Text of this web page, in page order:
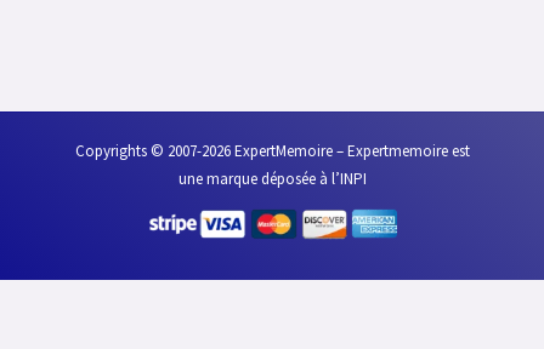
Copyrights © 2007-2026 ExpertMemoire – Expertmemoire est
une marque déposée à l’INPI